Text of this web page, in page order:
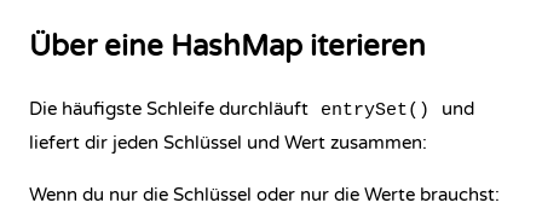
Über eine HashMap iterieren
Die häufigste Schleife durchläuft entrySet()
und
liefert dir jeden Schlüssel und Wert zusammen:
Wenn du nur die Schlüssel oder nur die Werte brauchst: